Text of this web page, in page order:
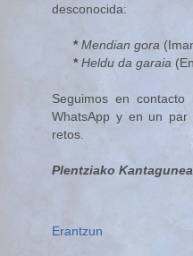
desconocida:
* Mendian gora
* Heldu da garaia
Seguimos en contacto
WhatsApp y en un par
retos.
Plentziako
Erantzun